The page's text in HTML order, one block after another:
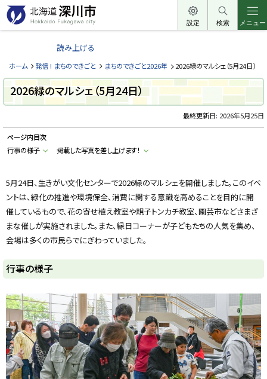
本
文
へ
ュ
へ
北
道
深
川
市
k
a
F
k
a
g
a
w
a
i
t
y
設定 検索 メニュー
読み上げる
ホーム 発信 ! まちのできごと まちのできごと2026年 2026緑のマルシェ（5月24日）
2026緑のマルシェ（5月24日）
最終更新日: 2026年5月25日
ページ内目次
行事の様子
掲載した写真を差し上げます！
5月24日、生きがい文化センターで2026緑のマルシェを開催しました。このイベ
ントは、緑化の推進や環境保全、消費に関する意識を高めることを目的に開
催しているもので、花の寄せ植え教室や親子トンカチ教室、園芸市などさまざ
まな催しが実施されました。また、縁日コーナーが子どもたちの人気を集め、
会場は多くの市民らでにぎわっていました。
行事の様子